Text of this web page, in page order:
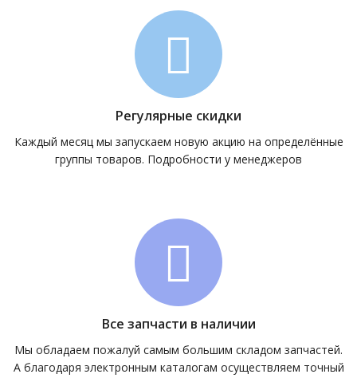
Регулярные скидки
Каждый месяц мы запускаем новую акцию на определённые
группы товаров. Подробности у менеджеров
Все запчасти в наличии
Мы обладаем пожалуй самым большим складом запчастей.
А благодаря электронным каталогам осуществляем точный